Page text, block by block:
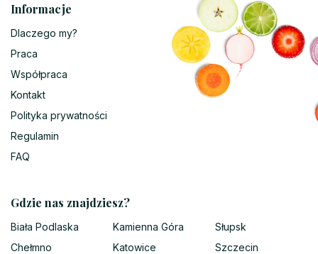
Informacje
Dlaczego my?
Praca
Współpraca
Kontakt
Polityka prywatności
Regulamin
FAQ
Gdzie nas znajdziesz?
Biała Podlaska
Chełmno
Kamienna Góra
Katowice
Słupsk
Szczecin